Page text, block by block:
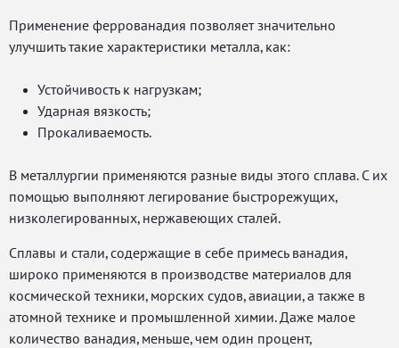
Применение феррованадия позволяет значительно
улучшить такие характеристики металла, как:
Устойчивость к нагрузкам;
Ударная вязкость;
Прокаливаемость.
В металлургии применяются разные виды этого сплава. С их
помощью выполняют легирование быстрорежущих,
низколегированных, нержавеющих сталей.
Сплавы и стали, содержащие в себе примесь ванадия,
широко применяются в производстве материалов для
космической техники, морских судов, авиации, а также в
атомной технике и промышленной химии. Даже малое
количество ванадия, меньше, чем один процент,